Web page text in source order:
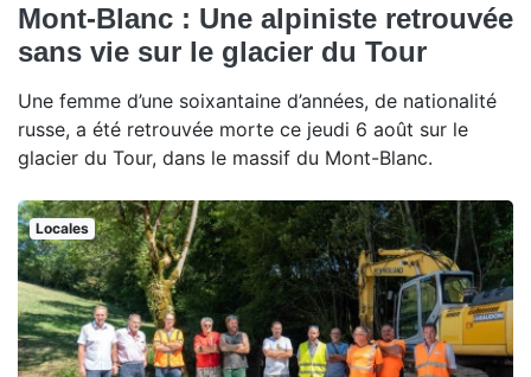
Mont-Blanc : Une alpiniste retrouvée
sans vie sur le glacier du Tour
Une femme d’une soixantaine d’années, de nationalité
russe, a été retrouvée morte ce jeudi 6 août sur le
glacier du Tour, dans le massif du Mont-Blanc.
Locales